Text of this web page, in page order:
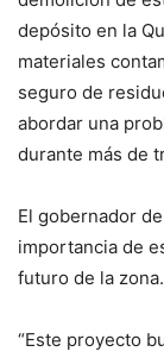
depósito en la
materiales
seguro de
abordar una
durante más de
El gobernador
importancia de
futuro de la zona.
“Este proyecto